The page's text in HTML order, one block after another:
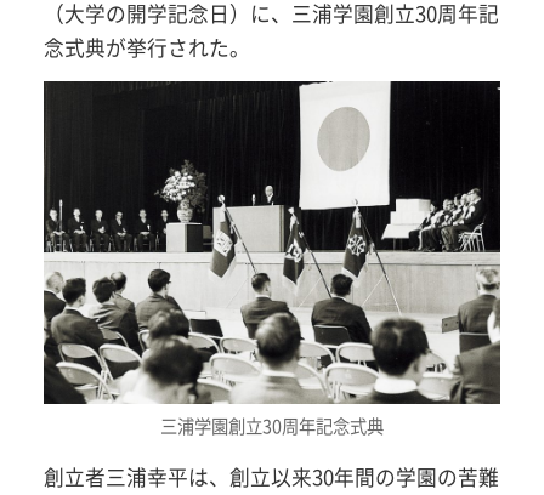
（大学の開学記念日）に、三浦学園創立30周年記
念式典が挙行された。
三浦学園創立30周年記念式典
創立者三浦幸平は、創立以来30年間の学園の苦難